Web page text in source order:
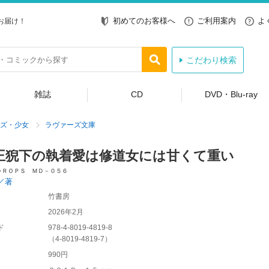
け！ 初めてのお客様へ ご利用案内 よ
こだわり検索
雑誌 CD DVD・Blu-ray
・少女 ラヴァーズ文庫
猊下の執着愛は修道女には甘くて重い
ＯＰＳ ＭＤ－０５６
著
竹書房
2026年2月
978-4-8019-4819-8
（4-8019-4819-7 ）
990円